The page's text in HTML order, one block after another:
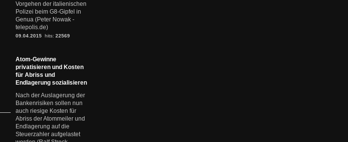
Vorgehen der italienischen
Polizei beim G8-Gipfel in
Genua (Peter Nowak -
telepolis.de)
09.04.2015 hits: 22569
Atom-Gewinne
privatisieren und Kosten
für Abriss und
Endlagerung sozialisieren
Nach der Auslagerung der
Bankenrisiken sollen nun
auch riesige Kosten für
Abriss der Atommeiler und
Endlagerung auf die
Steuerzahler aufgelastet